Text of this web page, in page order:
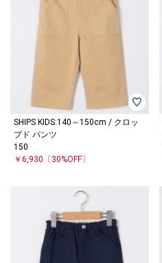
SHIPS KIDS:140～150cm / クロッ
プド パンツ
150
￥6,930 〔30%OFF〕